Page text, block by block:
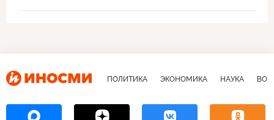
оппозиция протесты коалиция изоляция
ПОЛИТИКА ЭКОНОМИКА НАУКА